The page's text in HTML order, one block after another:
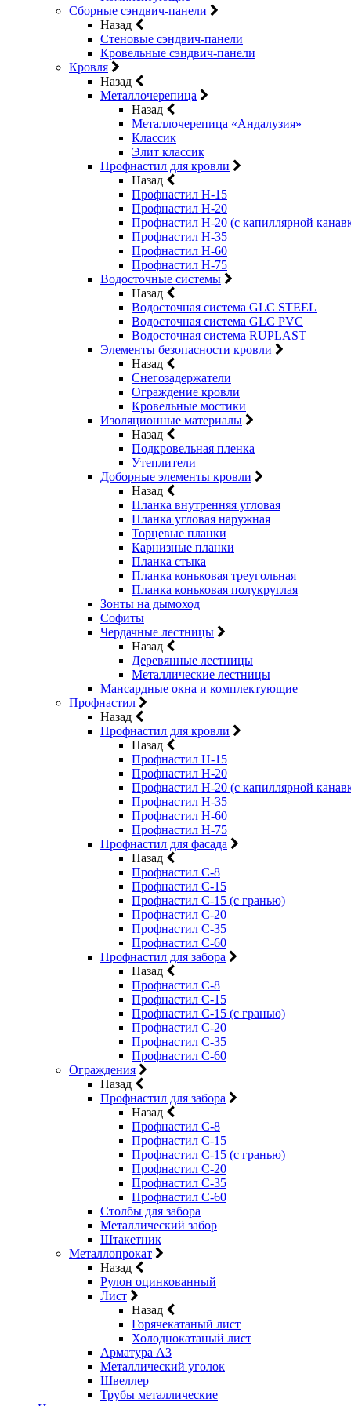
Сборные сэндвич-панели
Назад
Стеновые сэндвич-панели
Кровельные сэндвич-панели
Кровля
Назад
Металлочерепица
Назад
Металлочерепица «Андалузия»
Классик
Элит классик
Профнастил для кровли
Назад
Профнастил Н-15
Профнастил Н-20
Профнастил Н-20 (с капиллярной
Профнастил Н-35
Профнастил Н-60
Профнастил Н-75
Водосточные системы
Назад
Водосточная система GLC STEEL
Водосточная система GLC PVC
Водосточная система RUPLAST
Элементы безопасности кровли
Назад
Снегозадержатели
Ограждение кровли
Кровельные мостики
Изоляционные материалы
Назад
Подкровельная пленка
Утеплители
Доборные элементы кровли
Назад
Планка внутренняя угловая
Планка угловая наружная
Торцевые планки
Карнизные планки
Планка стыка
Планка коньковая треугольная
Планка коньковая полукруглая
Зонты на дымоход
Софиты
Чердачные лестницы
Назад
Деревянные лестницы
Металлические лестницы
Мансардные окна и комплектующие
Профнастил
Назад
Профнастил для кровли
Назад
Профнастил Н-15
Профнастил Н-20
Профнастил Н-20 (с капиллярной
Профнастил Н-35
Профнастил Н-60
Профнастил Н-75
Профнастил для фасада
Назад
Профнастил С-8
Профнастил С-15
Профнастил С-15 (с гранью)
Профнастил С-20
Профнастил С-35
Профнастил С-60
Профнастил для забора
Назад
Профнастил С-8
Профнастил С-15
Профнастил С-15 (с гранью)
Профнастил С-20
Профнастил С-35
Профнастил С-60
Ограждения
Назад
Профнастил для забора
Назад
Профнастил С-8
Профнастил С-15
Профнастил С-15 (с гранью)
Профнастил С-20
Профнастил С-35
Профнастил С-60
Столбы для забора
Металлический забор
Штакетник
Металлопрокат
Назад
Рулон оцинкованный
Лист
Назад
Горячекатаный лист
Холоднокатаный лист
Арматура А3
Металлический уголок
Швеллер
Трубы металлические